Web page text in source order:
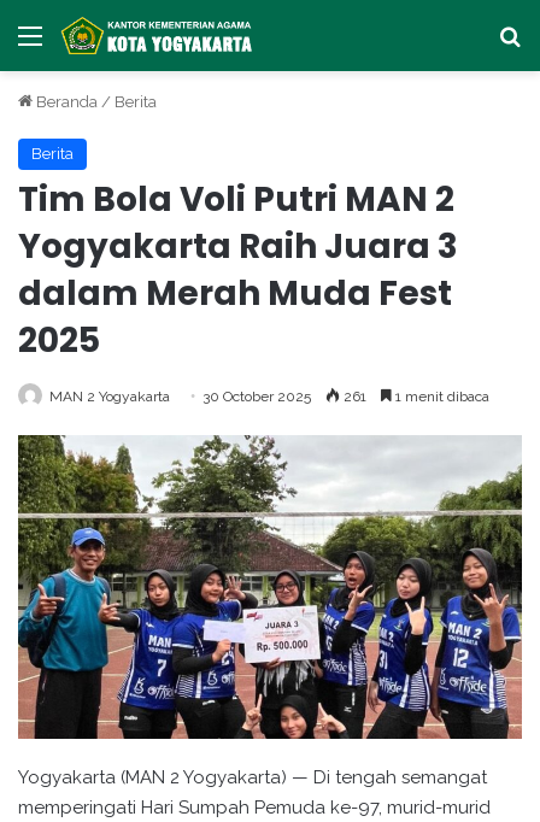
Menu
Beranda / Berita
Berita
Tim Bola Voli Putri MAN 2
Yogyakarta Raih Juara 3
dalam Merah Muda Fest
2025
MAN 2 Yogyakarta 30 October 2025 261 1 menit dibaca
Yogyakarta (MAN 2 Yogyakarta) — Di tengah semangat
memperingati Hari Sumpah Pemuda ke-97, murid-murid